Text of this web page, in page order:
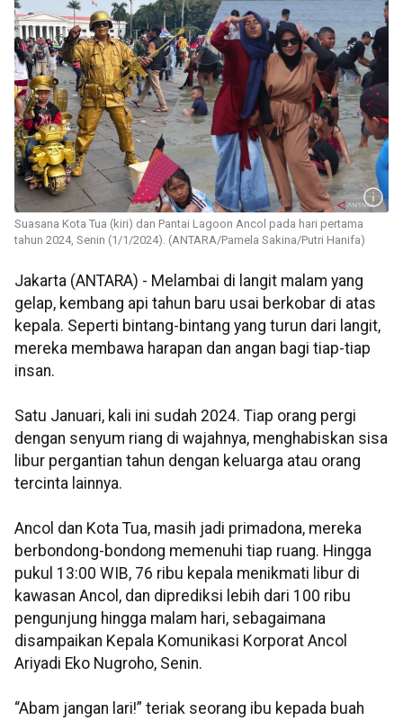
Suasana Kota Tua (kiri) dan Pantai Lagoon Ancol pada hari pertama
tahun 2024, Senin (1/1/2024). (ANTARA/Pamela Sakina/Putri Hanifa)
Jakarta (ANTARA) - Melambai di langit malam yang
gelap, kembang api tahun baru usai berkobar di atas
kepala. Seperti bintang-bintang yang turun dari langit,
mereka membawa harapan dan angan bagi tiap-tiap
insan.
Satu Januari, kali ini sudah 2024. Tiap orang pergi
dengan senyum riang di wajahnya, menghabiskan sisa
libur pergantian tahun dengan keluarga atau orang
tercinta lainnya.
Ancol dan Kota Tua, masih jadi primadona, mereka
berbondong-bondong memenuhi tiap ruang. Hingga
pukul 13:00 WIB, 76 ribu kepala menikmati libur di
kawasan Ancol, dan diprediksi lebih dari 100 ribu
pengunjung hingga malam hari, sebagaimana
disampaikan Kepala Komunikasi Korporat Ancol
Ariyadi Eko Nugroho, Senin.
“Abam jangan lari!” teriak seorang ibu kepada buah